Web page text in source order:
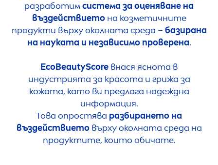
разработимсистема за оценяване на
въздействиетона козметичните
продукти върху околната среда – базирана
на науката и независимо проверена.
EcoBeautyScore внася яснота в
индустрията за красота и грижа за
кожата, като ви предлага надеждна
информация.
Това опростява разбирането на
въздействиетовърху околната среда на
продуктите, които обичате.